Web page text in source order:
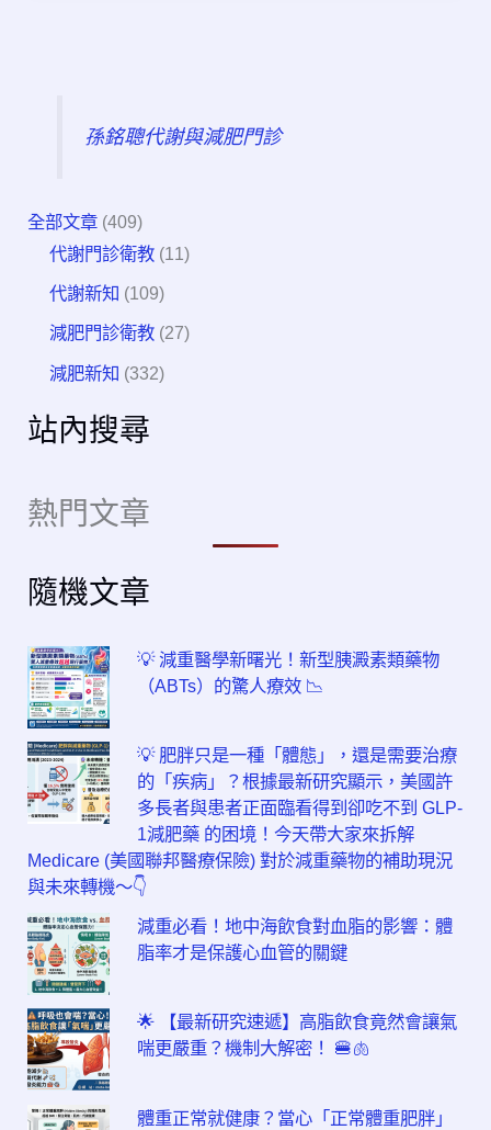
孫銘聰代謝與減肥門診
全部文章 (409)
代謝門診衛教 (11)
代謝新知 (109)
減肥門診衛教 (27)
減肥新知 (332)
站內搜尋
熱門文章
隨機文章
💡 減重醫學新曙光！新型胰澱素類藥物
（ABTs）的驚人療效 📉
💡 肥胖只是一種「體態」，還是需要治療
的「疾病」？根據最新研究顯示，美國許
多長者與患者正面臨看得到卻吃不到 GLP-
1減肥藥 的困境！今天帶大家來拆解
Medicare (美國聯邦醫療保險) 對於減重藥物的補助現況
與未來轉機～👇
減重必看！地中海飲食對血脂的影響：體
脂率才是保護心血管的關鍵
🌟 【最新研究速遞】高脂飲食竟然會讓氣
喘更嚴重？機制大解密！ 🍔🫁
體重正常就健康？當心「正常體重肥胖」